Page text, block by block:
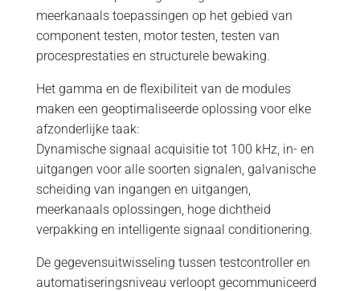
meerkanaals toepassingen op het gebied van
component testen, motor testen, testen van
procesprestaties en structurele bewaking.
Het gamma en de flexibiliteit van de modules
maken een geoptimaliseerde oplossing voor elke
afzonderlijke taak:
Dynamische signaal acquisitie tot 100 kHz, in- en
uitgangen voor alle soorten signalen, galvanische
scheiding van ingangen en uitgangen,
meerkanaals oplossingen, hoge dichtheid
verpakking en intelligente signaal conditionering.
De gegevensuitwisseling tussen testcontroller en
automatiseringsniveau verloopt gecommuniceerd